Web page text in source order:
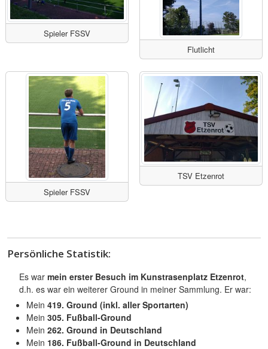
Spieler FSSV
Flutlicht
Spieler FSSV
TSV Etzenrot
Persönliche Statistik:
Es war mein erster Besuch im Kunstrasenplatz Etzenrot,
d.h. es war ein weiterer Ground in meiner Sammlung. Er war:
Mein 419. Ground (inkl. aller Sportarten)
Mein 305. Fußball-Ground
Mein 262. Ground in Deutschland
Mein 186. Fußball-Ground in Deutschland